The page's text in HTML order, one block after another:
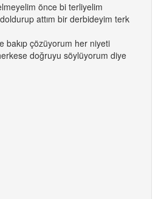
önce bi terliyelim
attım bir derbideyim terk
bakıp çözüyorum her niyeti
doğruyu söylüyorum diye